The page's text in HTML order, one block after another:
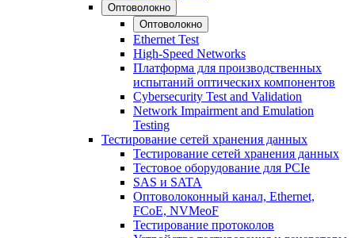
Оптоволокно
Оптоволокно
Ethernet Test
High-Speed Networks
Платформа для производственных
испытаний оптических компонентов
Cybersecurity Test and Validation
Network Impairment and Emulation
Testing
Тестирование сетей хранения данных
Тестирование сетей хранения данных
Тестовое оборудование для PCIe
SAS и SATA
Оптоволоконный канал, Ethernet,
FCoE, NVMeoF
Тестирование протоколов